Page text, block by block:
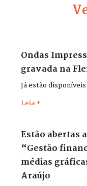
Ondas
gravada na
Já estão
Pack 2026, que
Leia +
Estão abertas
“Gestão
médias
Araújo